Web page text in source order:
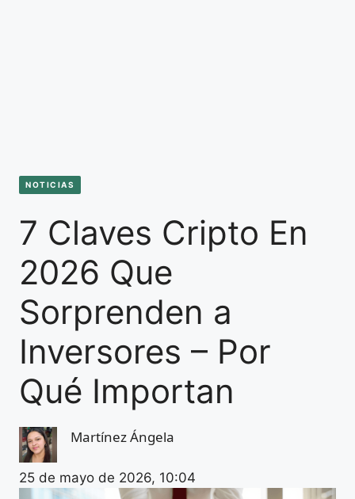
NOTICIAS
7 Claves Cripto En
2026 Que
Sorprenden a
Inversores – Por
Qué Importan
Martínez Ángela
25 de mayo de 2026, 10:04